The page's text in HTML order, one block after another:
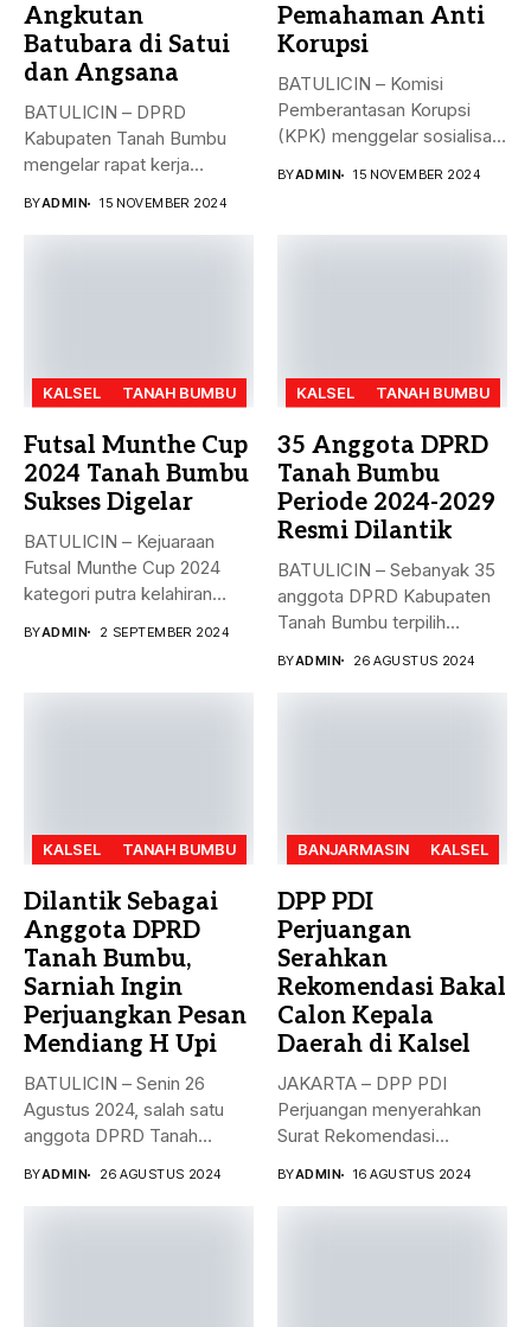
Angkutan
Batubara di Satui
dan Angsana
BATULICIN – DPRD
Kabupaten Tanah Bumbu
mengelar rapat kerja
BYADMIN 15 NOVEMBER 2024
Pemahaman Anti
Korupsi
BATULICIN – Komisi
Pemberantasan Korupsi
(KPK) menggelar sosialisasi
BYADMIN 15 NOVEMBER 2024
KALSEL TANAH BUMBU
Futsal Munthe Cup
2024 Tanah Bumbu
Sukses Digelar
BATULICIN – Kejuaraan
Futsal Munthe Cup 2024
kategori putra kelahiran
BYADMIN 2 SEPTEMBER 2024
KALSEL TANAH BUMBU
35 Anggota DPRD
Tanah Bumbu
Periode 2024-2029
Resmi Dilantik
BATULICIN – Sebanyak 35
anggota DPRD Kabupaten
Tanah Bumbu terpilih
BYADMIN 26 AGUSTUS 2024
KALSEL TANAH BUMBU
Dilantik Sebagai
Anggota DPRD
Tanah Bumbu,
Sarniah Ingin
Perjuangkan Pesan
Mendiang H Upi
BATULICIN – Senin 26
Agustus 2024, salah satu
anggota DPRD Tanah
BYADMIN 26 AGUSTUS 2024
BANJARMASIN KALSEL
DPP PDI
Perjuangan
Serahkan
Rekomendasi Bakal
Calon Kepala
Daerah di Kalsel
JAKARTA – DPP PDI
Perjuangan menyerahkan
Surat Rekomendasi
BYADMIN 16 AGUSTUS 2024